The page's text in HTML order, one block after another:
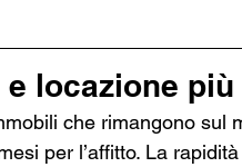
locazione
che rimangono sul
per l’affitto. La